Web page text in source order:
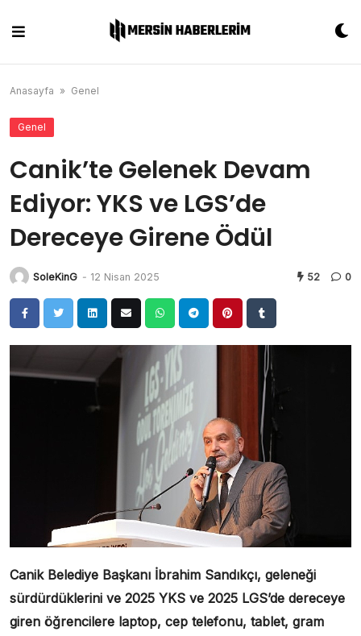
content
Anasayfa » Genel
Genel
Canik’te Gelenek Devam
Ediyor: YKS ve LGS’de
Dereceye Girene Ödül
SoleKinG - 12 Nisan 2025 52 0
Canik Belediye Başkanı İbrahim Sandıkçı, geleneği
sürdürdüklerini ve 2025 YKS ve 2025 LGS’de dereceye
giren öğrencilere laptop, cep telefonu, tablet, gram